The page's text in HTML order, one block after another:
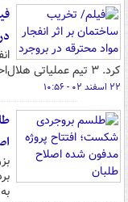
کرد. ۳ تیم عملیاتی هلال‌احمر به محل ریزش آوار اعزام شده‌اند.
۲۲ اسفند ۰۲ - ۱۰:۵۶